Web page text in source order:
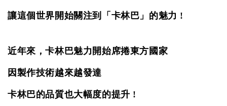
讓這個世界開始關注到「卡林巴」的魅力 !
近年來，卡林巴魅力開始席捲東方國家
因製作技術越來越發達
卡林巴的品質也大幅度的提升 !